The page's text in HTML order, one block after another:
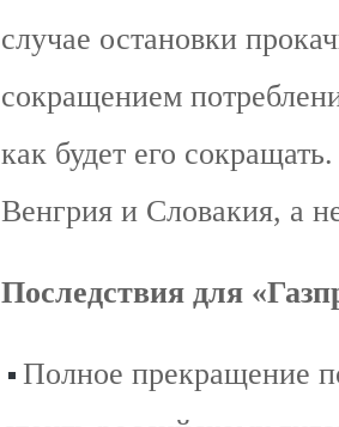
случае остановки
сокращением
как будет его
Венгрия и Словакия, а
Последствия для
Полное прекращение